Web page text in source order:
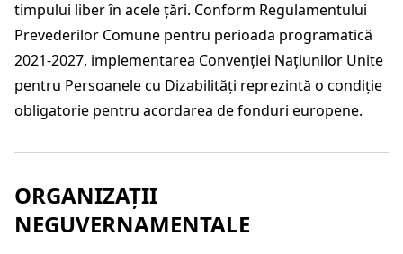
timpului liber în acele țări. Conform Regulamentului
Prevederilor Comune pentru perioada programatică
2021-2027, implementarea Convenției Națiunilor Unite
pentru Persoanele cu Dizabilități reprezintă o condiție
obligatorie pentru acordarea de fonduri europene.
ORGANIZAȚII
NEGUVERNAMENTALE